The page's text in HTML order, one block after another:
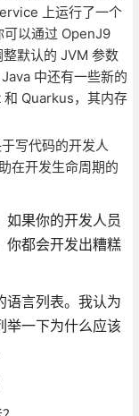
上运行了一个
可以通过 OpenJ9
默认的 JVM 参数
中还有一些新的
Quarkus，其内存
写代码的开发人
在开发生命周期的
如果你的开发人员
你都会开发出糟糕
语言列表。我认为
举一下为什么应该